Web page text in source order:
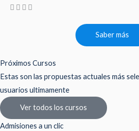
Saber más
Próximos Cursos
Estas son las propuestas actuales más
usuarios ultimamente
Ver todos los cursos
Admisiones a un clic